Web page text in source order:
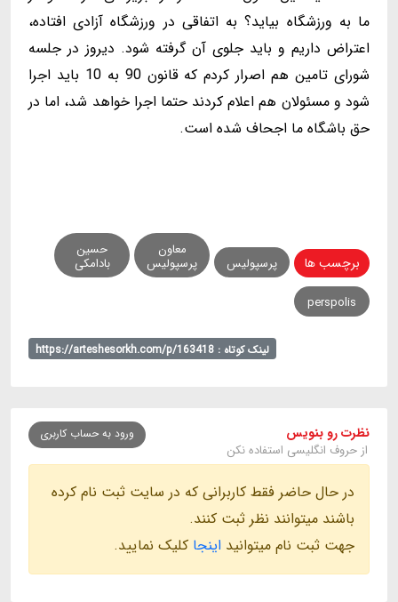
ما به ورزشگاه بیاید؟ به اتفاقی در ورزشگاه آزادی افتاده،
اعتراض داریم و باید جلوی آن گرفته شود. دیروز در جلسه
شورای تامین هم اصرار کردم که قانون 90 به 10 باید اجرا
شود و مسئولان هم اعلام کردند حتما اجرا خواهد شد، اما در
حق باشگاه ما اجحاف شده است.
برچسب ها پرسپولیس
معاون
پرسپولیس
حسین
بادامکی
perspolis
لینک کوتاه : https://arteshesorkh.com/p/163418
نظرت رو بنویس
از حروف انگلیسی استفاده نکن
ورود به حساب کاربری
در حال حاضر فقط کاربرانی که در سایت ثبت نام کرده
باشند میتوانند نظر ثبت کنند.
جهت ثبت نام میتوانید اینجا کلیک نمایید.